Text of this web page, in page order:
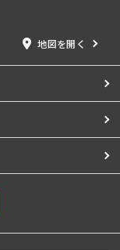
地図を開く